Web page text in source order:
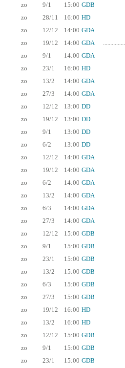
zo
9/1 15:00 GDB
zo 28/11 16:00 HD
zo
12/12 14:00 GDA
zo
19/12 14:00 GDA
zo
9/1 14:00 GDA
zo
23/1 16:00 HD
zo
13/2 14:00 GDA
zo
27/3 14:00 GDA
zo 12/12 13:00 DD
zo
19/12 13:00 DD
zo
9/1 13:00 DD
zo
6/2 13:00 DD
zo 12/12 14:00 GDA
zo
19/12 14:00 GDA
zo
6/2 14:00 GDA
zo
13/2 14:00 GDA
zo
6/3 14:00 GDA
zo
27/3 14:00 GDA
zo 12/12 15:00 GDB
zo
9/1 15:00 GDB
zo
23/1 15:00 GDB
zo
13/2 15:00 GDB
zo
6/3 15:00 GDB
zo
27/3 15:00 GDB
zo 19/12 16:00 HD
zo
13/2 16:00 HD
zo 12/12 15:00 GDB
zo
9/1 15:00 GDB
zo
23/1 15:00 GDB